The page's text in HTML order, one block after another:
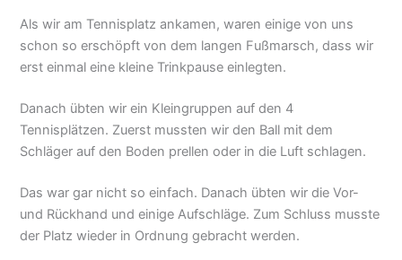
Als wir am Tennisplatz ankamen, waren einige von uns
schon so erschöpft von dem langen Fußmarsch, dass wir
erst einmal eine kleine Trinkpause einlegten.
Danach übten wir ein Kleingruppen auf den 4
Tennisplätzen. Zuerst mussten wir den Ball mit dem
Schläger auf den Boden prellen oder in die Luft schlagen.
Das war gar nicht so einfach. Danach übten wir die Vor-
und Rückhand und einige Aufschläge. Zum Schluss musste
der Platz wieder in Ordnung gebracht werden.